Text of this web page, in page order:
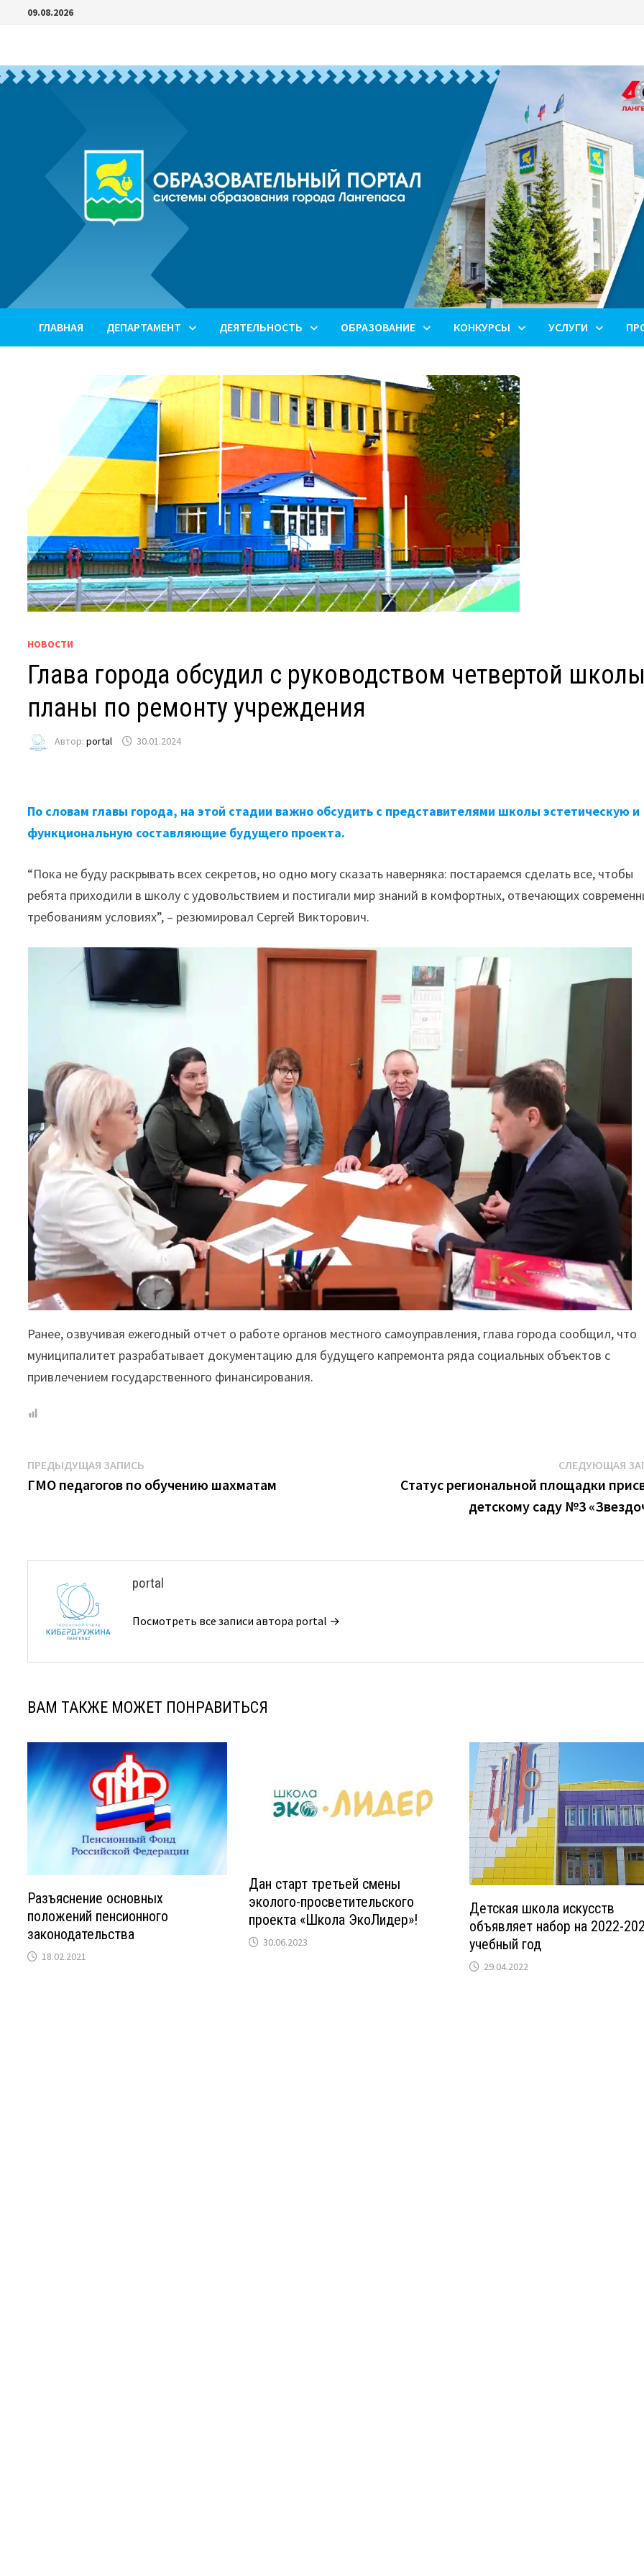
Перейти09.08.2026
ГЛАВНАЯ ДЕПАРТАМЕНТ ДЕЯТЕЛЬНОСТЬ ОБРАЗОВАНИЕ КОНКУРСЫ УСЛУГИ
НОВОСТИ
Глава города обсудил с руководством четвертой
планы по ремонту учреждения
Автор:portal 30.01.2024
По словам главы города, на этой стадии важно обсудить с представителями школы эстетическую и
функциональную составляющие будущего проекта.
“Пока не буду раскрывать всех секретов, но одно могу сказать наверняка: постараемся сделать все, чтобы
ребята приходили в школу с удовольствием и постигали мир знаний в комфортных, отвечающих
требованиям условиях”, – резюмировал Сергей Викторович.
Ранее, озвучивая ежегодный отчет о работе органов местного самоуправления, глава города сообщил, что
муниципалитет разрабатывает документацию для будущего капремонта ряда социальных объектов с
привлечением государственного финансирования.
Навигация
по
ПРЕДЫДУЩАЯ ЗАПИСЬ
запись:
ГМО педагогов по обучению шахматам
СЛЕДУЮЩАЯ
Статус региональной площадки
детскому саду №3
portal
Посмотреть все записи автора portal →
ВАМ ТАКЖЕ МОЖЕТ ПОНРАВИТЬСЯ
Разъяснение основных
положений пенсионного
законодательства
18.02.2021
Дан старт третьей смены
эколого-просветительского
проекта «Школа ЭкоЛидер»!
30.06.2023
Детская школа искусств
объявляет набор на 2022-
учебный год
29.04.2022